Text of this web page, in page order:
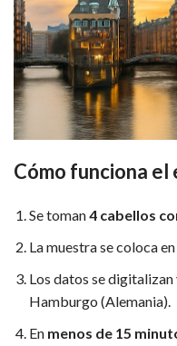
Cómo funciona
Se toman4 cabellos
La muestra se coloca
Los datos se digitalizan
Hamburgo (Alemania).
En menos de 15